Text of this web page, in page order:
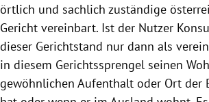
örtlich und sachlich zuständige
Gericht vereinbart. Ist der Nutzer
dieser Gerichtstand nur dann als
in diesem Gerichtssprengel seinen
gewöhnlichen Aufenthalt oder Ort der